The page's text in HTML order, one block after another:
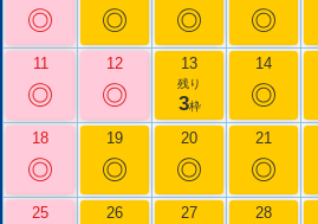
◎ ◎ ◎ ◎
11
◎
12
◎
13
残り
3枠
14
◎
18
◎
19
◎
20
◎
21
◎
25 26 27 28